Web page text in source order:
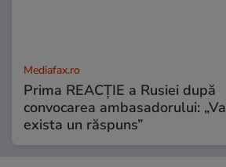
Mediafax.ro
Prima REACȚIE a Rusiei după
convocarea ambasadorului: „Va
exista un răspuns”